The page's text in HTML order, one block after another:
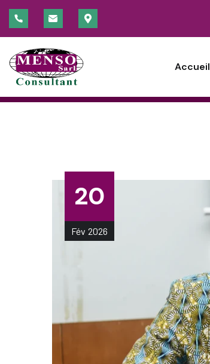
Accueil
Actualité
ACCUEIL BLOG STANDARD ACTUALITÉ
20
Fév 2026